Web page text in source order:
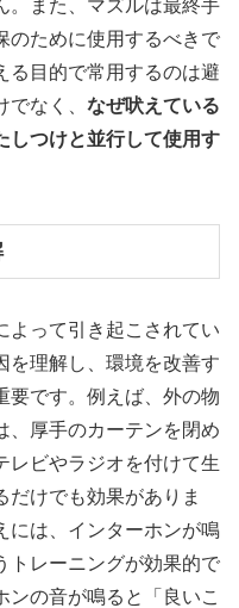
。また、マズルは最終手
のために使用するべきで
る目的で常用するのは避
なく、 なぜ吠えている
しつけと並行して使用す
よって引き起こされてい
を理解し、環境を改善す
要です。例えば、外の物
、厚手のカーテンを閉め
レビやラジオを付けて生
だけでも効果がありま
には、インターホンが鳴
トレーニングが効果的で
の音が鳴ると「良いこ